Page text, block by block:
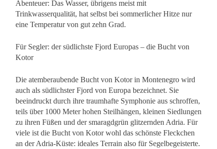
Abenteuer: Das Wasser, übrigens meist mit
Trinkwasserqualität, hat selbst bei sommerlicher Hitze nur
eine Temperatur von gut zehn Grad.
Für Segler: der südlichste Fjord Europas – die Bucht von
Kotor
Die atemberaubende Bucht von Kotor in Montenegro wird
auch als südlichster Fjord von Europa bezeichnet. Sie
beeindruckt durch ihre traumhafte Symphonie aus schroffen,
teils über 1000 Meter hohen Steilhängen, kleinen Siedlungen
zu ihren Füßen und der smaragdgrün glitzernden Adria. Für
viele ist die Bucht von Kotor wohl das schönste Fleckchen
an der Adria-Küste: ideales Terrain also für Segelbegeisterte.